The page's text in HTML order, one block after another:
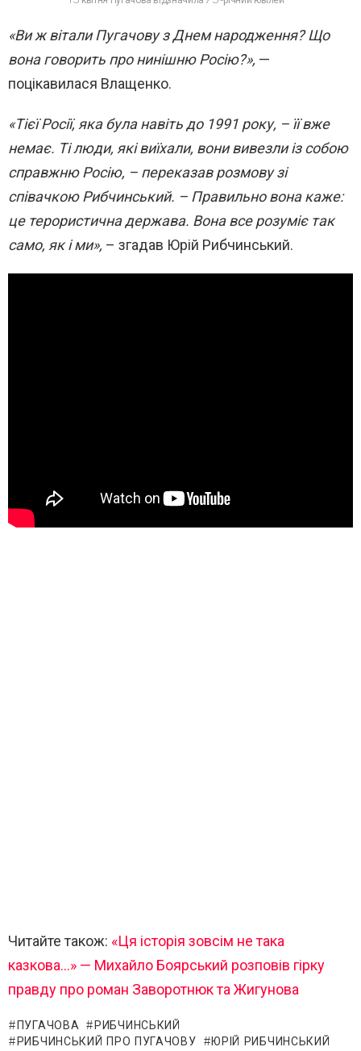
«Ви ж вітали Пугачову з Днем народження? Що
вона говорить про нинішню Росію?», —
поцікавилася Влащенко.
«Тієї Росії, яка була навіть до 1991 року, – її вже
немає. Ті люди, які виїхали, вони вивезли із собою
справжню Росію, – переказав розмову зі
співачкою Рибчинський. – Правильно вона каже:
це терористична держава. Вона все розуміє так
само, як і ми», – згадав Юрій Рибчинський.
Читайте також: «Ця історія зовсім не така
казкова…» — Михайло Боярський розповів гірку
правду про роман Заворотнюк та Жигунова
ПУГАЧОВА
РИБЧИНСЬКИЙ
РИБЧИНСЬКИЙ ПРО ПУГАЧОВУ
ЮРІЙ РИБЧИНСЬКИЙ